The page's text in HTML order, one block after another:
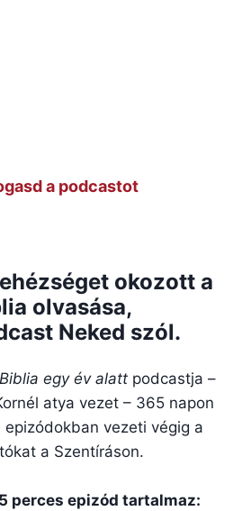
a podcastot
okozott a
olvasása,
Neked szól.
Biblia egy év alatt podcastja –
atya vezet – 365 napon
epizódokban vezeti végig a
a Szentíráson.
perces epizód tartalmaz: